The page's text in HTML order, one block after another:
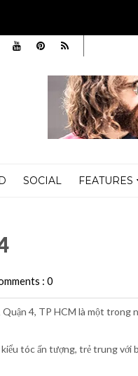
SOCIAL FEATURES
: 0
4, TP HCM là một trong
tóc ấn tượng, trẻ trung với